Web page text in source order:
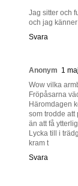
Jag sitter och
och jag
Svara
Anonym 1
Wow vilka
Fröpåsarna
Häromdagen
som trodde att
än att få
Lycka till i
kram t
Svara